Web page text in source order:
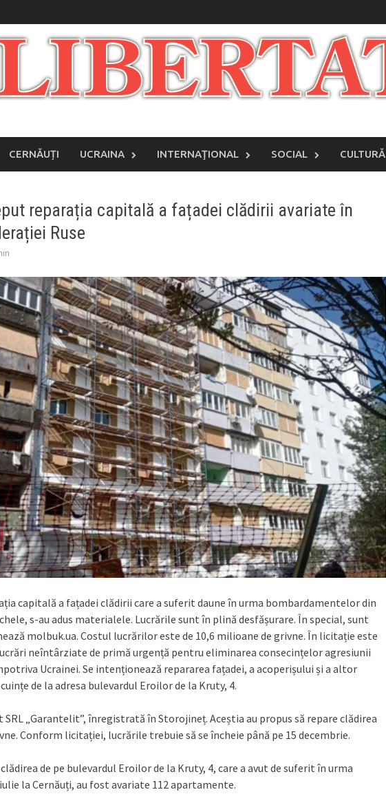
CERNĂUȚI UCRAINA INTERNAŢIONAL SOCIAL CULTURĂ
reparația capitală a fațadei clădirii avariate în
Ruse
capitală a fațadei clădirii care a suferit daune în urma bombardamentelor din
s-au adus materialele. Lucrările sunt în plină desfășurare. În special, sunt
molbuk.ua. Costul lucrărilor este de 10,6 milioane de grivne. În licitație este
neîntârziate de primă urgență pentru eliminarea consecințelor agresiunii
Ucrainei. Se intenționează repararea fațadei, a acoperișului și a altor
de la adresa bulevardul Eroilor de la Kruty, 4.
„Garantelit”, înregistrată în Storojineț. Aceștia au propus să repare clădirea
Conform licitației, lucrările trebuie să se încheie până pe 15 decembrie.
de pe bulevardul Eroilor de la Kruty, 4, care a avut de suferit în urma
la Cernăuți, au fost avariate 112 apartamente.